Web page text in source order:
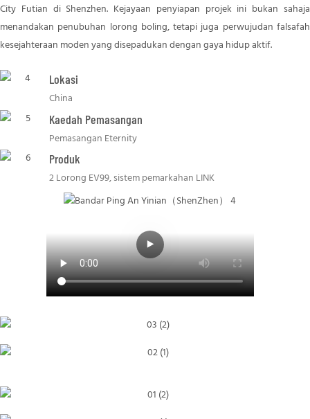
City Futian di Shenzhen. Kejayaan penyiapan projek ini bukan sahaja
menandakan penubuhan lorong boling, tetapi juga perwujudan falsafah
kesejahteraan moden yang disepadukan dengan gaya hidup aktif.
Lokasi
China
Kaedah Pemasangan
Pemasangan Eternity
Produk
2 Lorong EV99, sistem pemarkahan LINK